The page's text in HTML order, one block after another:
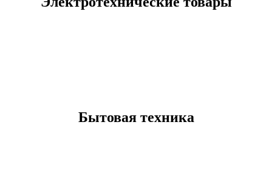
Бытовая техника